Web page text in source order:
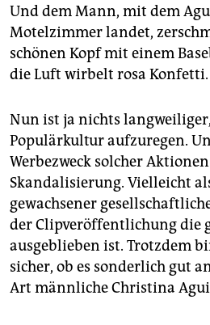
Und dem Mann, mit dem
Motelzimmer landet,
schönen Kopf mit einem
die Luft wirbelt rosa Konfetti.
Nun ist ja nichts
Populärkultur aufzuregen.
Werbezweck solcher
Skandalisierung. Vielleicht
gewachsener
der Clipveröffentlichung die
ausgeblieben ist. Trotzdem
sicher, ob es sonderlich gut
Art männliche Christina